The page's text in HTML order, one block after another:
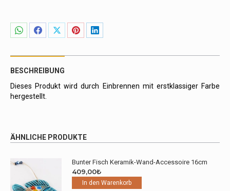
Share
WhatsApp
Share
Facebook
Share
X
ShareShare
BESCHREIBUNG
Dieses Produkt wird durch Einbrennen mit erstklassiger Farbe
hergestellt.
ÄHNLICHE PRODUKTE
Bunter Fisch Keramik-Wand-Accessoire 16cm
409,00₺
In den Warenkorb